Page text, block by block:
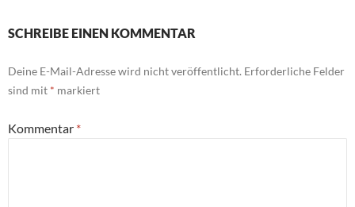
SCHREIBE EINEN KOMMENTAR
Deine E-Mail-Adresse wird nicht veröffentlicht. Erforderliche Felder
sind mit * markiert
Kommentar *